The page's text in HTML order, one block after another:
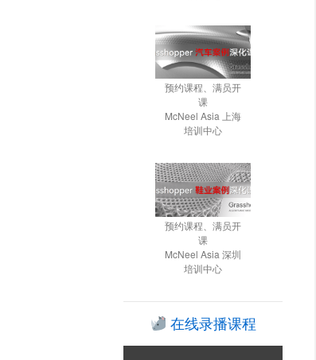
预约课程、满员开
课
McNeel Asia 上海
培训中心
预约课程、满员开
课
McNeel Asia 深圳
培训中心
在线录播课程